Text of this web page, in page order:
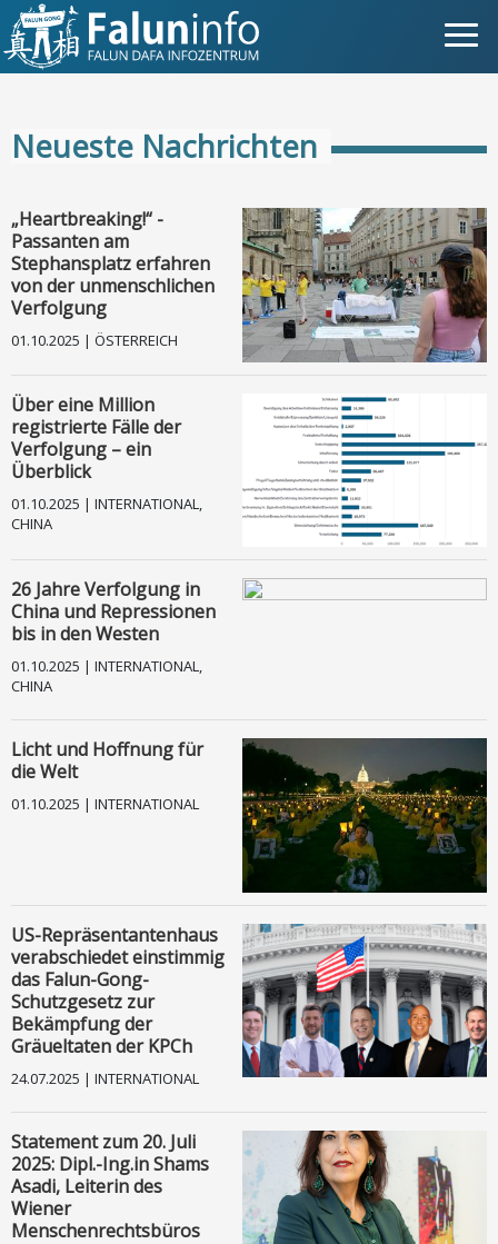
Warum verfolgt?
Pressemitteilungen
Statements
Persönliche Geschichten
Neueste Nachrichten
Newsletter
Fotos
Kontakt
Impressum
Datenschutz
Andere Sprachen
Neueste Nachrichten
„Heartbreaking!“ -
Passanten am
Stephansplatz erfahren
von der unmenschlichen
Verfolgung
01.10.2025 | ÖSTERREICH
Über eine Million
registrierte Fälle der
Verfolgung – ein
Überblick
01.10.2025 | INTERNATIONAL,
CHINA
26 Jahre Verfolgung in
China und Repressionen
bis in den Westen
01.10.2025 | INTERNATIONAL,
CHINA
Licht und Hoffnung für
die Welt
01.10.2025 | INTERNATIONAL
US-Repräsentantenhaus
verabschiedet einstimmig
das Falun-Gong-
Schutzgesetz zur
Bekämpfung der
Gräueltaten der KPCh
24.07.2025 | INTERNATIONAL
Statement zum 20. Juli
2025: Dipl.-Ing.in Shams
Asadi, Leiterin des
Wiener
Menschenrechtsbüros